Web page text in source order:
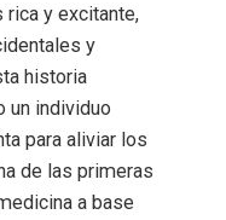
rica y excitante,
y
historia
un individuo
para aliviar los
de las primeras
a base